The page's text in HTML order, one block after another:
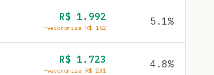
R$ 1.992
economize R$ 162
5.1%
R$ 1.723
economize R$ 231
4.8%